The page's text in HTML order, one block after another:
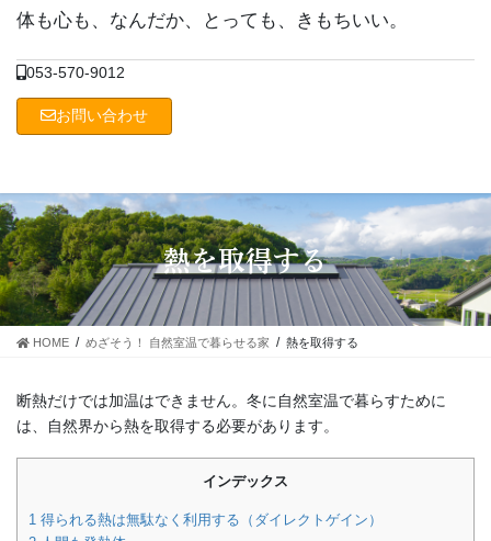
移
動
体も心も、なんだか、とっても、きもちいい。
053-570-9012
お問い合わせ
熱を取得する
HOME めざそう！ 自然室温で暮らせる家 熱を取得する
断熱だけでは加温はできません。冬に自然室温で暮らすために
は、自然界から熱を取得する必要があります。
インデックス
1 得られる熱は無駄なく利用する（ダイレクトゲイン）